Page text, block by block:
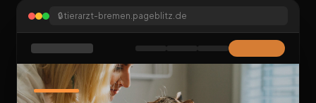
🔒tierarzt-bremen.pageblitz.de